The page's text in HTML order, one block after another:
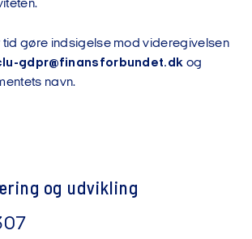
tid gøre indsigelse mod videregivelsen
gdpr@finansforbundet.dk og
navn.
og udvikling